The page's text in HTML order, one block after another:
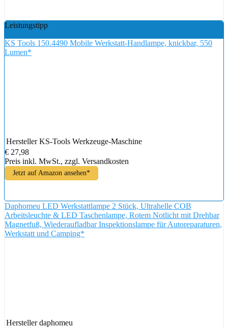
Leistungstipp
KS Tools 150.4490 Mobile Werkstatt-Handlampe, knickbar, 550
Lumen*
Hersteller KS-Tools Werkzeuge-Maschine
€ 27,98
Preis inkl. MwSt., zzgl. Versandkosten
Jetzt auf Amazon ansehen*
Daphomeu LED Werkstattlampe 2 Stück, Ultrahelle COB
Arbeitsleuchte & LED Taschenlampe, Rotem Notlicht mit Drehbar
Magnetfuß, Wiederaufladbar Inspektionslampe für Autoreparaturen,
Werkstatt und Camping*
Hersteller daphomeu